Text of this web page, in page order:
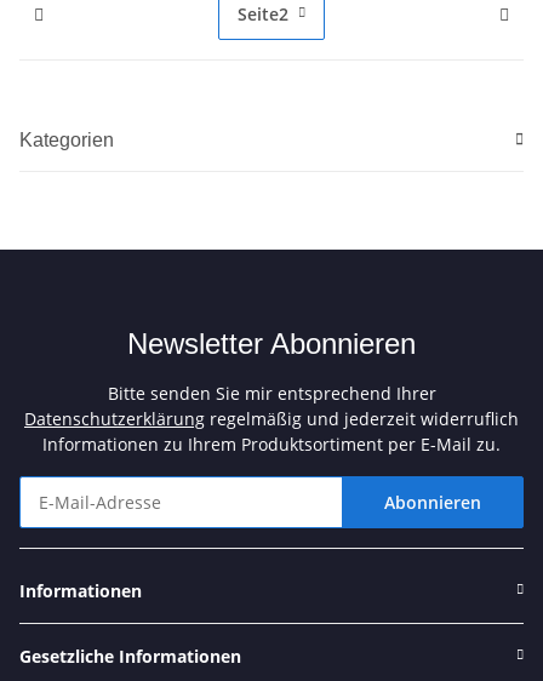
Seite2
Kategorien
Newsletter Abonnieren
Bitte senden Sie mir entsprechend Ihrer
Datenschutzerklärung regelmäßig und jederzeit widerruflich
Informationen zu Ihrem Produktsortiment per E-Mail zu.
Abonnieren
Informationen
Gesetzliche Informationen